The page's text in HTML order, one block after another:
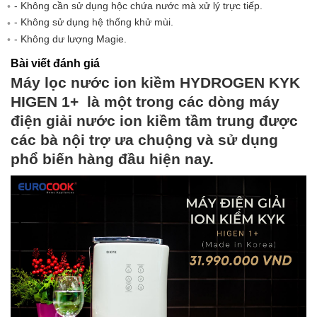
Chỉ số chất chống oxi hóa
(Orp):
-620mV (Max) / -410mV (Trung
Chất tăng cường điện phân:
Không Chế độ tiết kiệm điện:
SMPS
Công nghệ tạo hydro:
Thời gian sử dụng bộ lọc 12 tháng
8 năm đối với 2 tấm điện cực
- Không cần sử dụng hộc chứa nước mà xử lý trực tiếp.
- Không sử dụng hệ thống khử mùi.
- Không dư lượng Magie.
Bài viết đánh giá
Máy lọc nước ion kiềm HYDROGEN KYK
HIGEN 1+ là một trong các dòng máy
điện giải nước ion kiềm tầm trung được
các bà nội trợ ưa chuộng và sử dụng
phổ biến hàng đầu hiện nay.